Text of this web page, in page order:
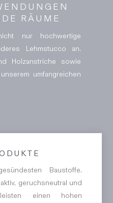
RÄUME
nur hochwertige
Lehmstucco an.
Holzanstriche sowie
umfangreichen
Baustoffe.
geruchsneutral und
einen hohen